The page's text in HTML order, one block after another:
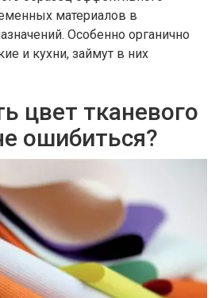
материалов в
Особенно органично
и кухни, займут в них
цвет тканевого
ошибиться?